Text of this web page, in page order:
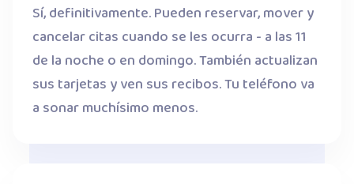
Sí, definitivamente. Pueden reservar, mover y
cancelar citas cuando se les ocurra - a las 11
de la noche o en domingo. También actualizan
sus tarjetas y ven sus recibos. Tu teléfono va
a sonar muchísimo menos.